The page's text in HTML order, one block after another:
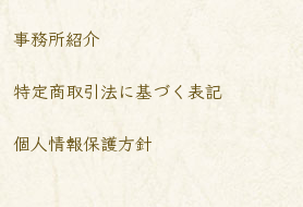
事務所紹介
特定商取引法に基づく表記
個人情報保護方針